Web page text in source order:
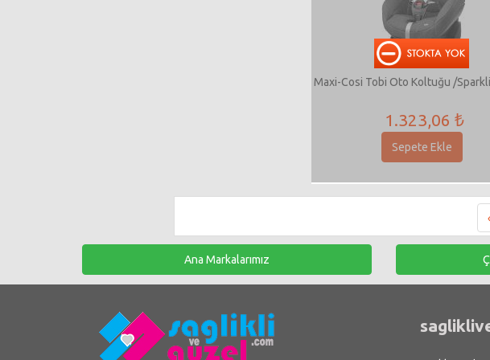
Maxi-Cosi Tobi Oto Koltuğu /
1.323,06 ₺
Sepete Ekle
Ana Markalarımız